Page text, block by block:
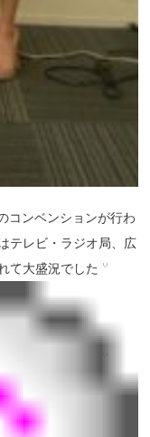
ンベンションが行わ
テレビ・ラジオ局、広
て大盛況でした